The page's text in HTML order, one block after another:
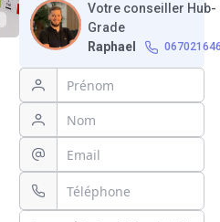
Votre conseiller Hub-
Grade
Raphael